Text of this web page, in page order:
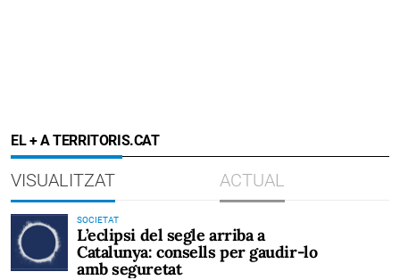
EL + A TERRITORIS.CAT
VISUALITZAT ACTUAL
SOCIETAT
L’eclipsi del segle arriba a
Catalunya: consells per gaudir-lo
amb seguretat